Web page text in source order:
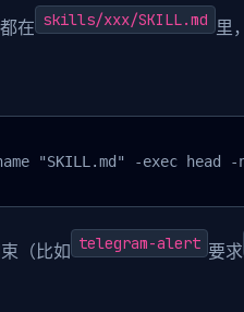
在 skills/xxx/SKILL.md 里
"SKILL.md" -exec
（比如 telegram-alert 要求